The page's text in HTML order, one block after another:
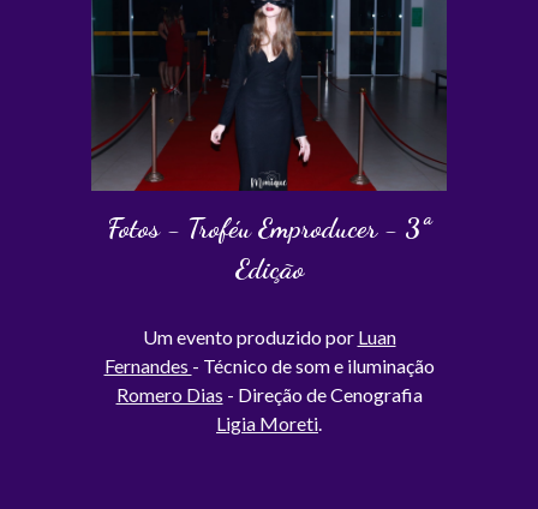
Fotos - Troféu Emproducer - 3ª
Edição
Um evento produzido por Luan
Fernandes - Técnico de som e iluminação
Romero Dias - Direção de Cenografia
Ligia Moreti.